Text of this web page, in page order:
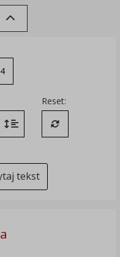
odstęp między literami
Zmień interlinię i margines
Reset:
Przywróć
tekst